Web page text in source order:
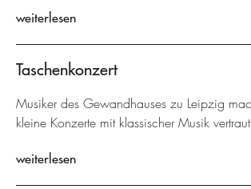
weiterlesen
Taschenkonzert
Musiker des Gewandhauses zu Leipzig
kleine Konzerte mit klassischer Musik
weiterlesen